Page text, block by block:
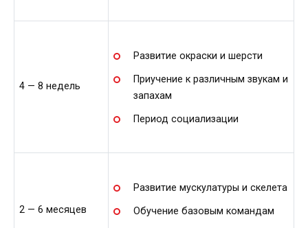
4 — 8 недель
Развитие окраски и шерсти
Приучение к различным звукам и
запахам
Период социализации
2 — 6 месяцев
Развитие мускулатуры и скелета
Обучение базовым командам